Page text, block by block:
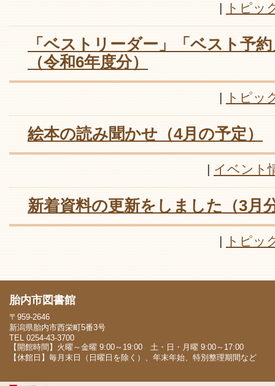
| トピッ
「ベストリーダー」「ベスト予
（令和6年度分）
| トピッ
絵本の読み聞かせ（4月の予定）
| イベント
新着資料の更新をしました（3月
| トピッ
胎内市図書館
〒959-2646
新潟県胎内市西栄町5番3号
TEL 0254-43-3700
【開館時間】火曜～金曜 9:00～19:00 土・日・月曜 9:00～17:00
【休館日】毎月末日（日曜日を除く）、年末年始、特別整理期間など